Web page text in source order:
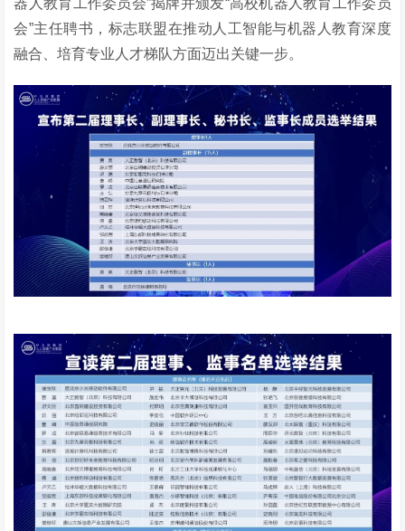
器人教育工作委员会”揭牌并颁发“高校机器人教育工作委员
会”主任聘书，标志联盟在推动人工智能与机器人教育深度
融合、培育专业人才梯队方面迈出关键一步。